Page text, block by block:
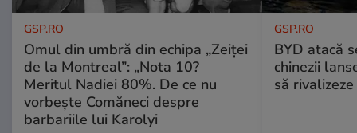
GSP.RO
Omul din umbră din echipa „Zeiței
de la Montreal”: „Nota 10?
Meritul Nadiei 80%. De ce nu
vorbește Comăneci despre
barbariile lui Karolyi
GSP.RO
BYD atacă
chinezii
să